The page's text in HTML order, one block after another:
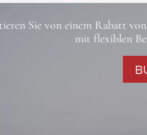
Sie von einem Rabatt
mit flexiblen